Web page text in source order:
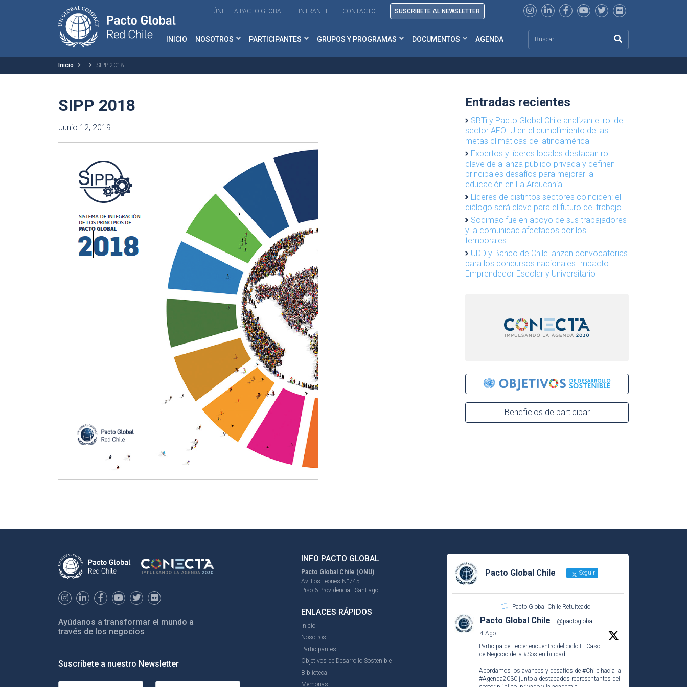
ÚNETE A PACTO GLOBAL INTRANET CONTACTO SUSCRIBETE AL NEWSLETTER
INICIO NOSOTROS PARTICIPANTES GRUPOS Y PROGRAMAS DOCUMENTOS AGENDA
Inicio SIPP 2018
SIPP 2018
Junio 12, 2019
Entradas recientes
SBTi y Pacto Global Chile analizan el rol del
sector AFOLU en el cumplimiento de las
metas climáticas de latinoamérica
Expertos y líderes locales destacan rol
clave de alianza público-privada y definen
principales desafíos para mejorar la
educación en La Araucanía
Líderes de distintos sectores coinciden: el
diálogo será clave para el futuro del trabajo
Sodimac fue en apoyo de sus trabajadores
y la comunidad afectados por los
temporales
UDD y Banco de Chile lanzan convocatorias
para los concursos nacionales Impacto
Emprendedor Escolar y Universitario
Beneficios de participar
Ayúdanos a transformar el mundo a
través de los negocios
Suscríbete a nuestro Newsletter
INFO PACTO GLOBAL
Pacto Global Chile (ONU)
Av. Los Leones N°745
Piso 6 Providencia - Santiago
ENLACES RÁPIDOS
Inicio
Nosotros
Participantes
Objetivos de Desarrollo Sostenible
Biblioteca
Memorias
Pacto Global Chile Seguir
Pacto Global Chile Retuiteado
Pacto Global Chile @pactoglobal
·
4 Ago
Participa del tercer encuentro del ciclo El Caso
de Negocio de la #Sostenibilidad.
Abordamos los avances y desafíos de #Chile hacia la
#Agenda2030 junto a destacados representantes del